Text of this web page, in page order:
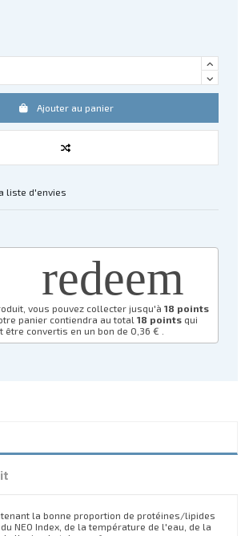
Ajouter au panier
liste d'envies
redeem
vous pouvez collecter jusqu'à 18 points
panier contiendra au total 18 points qui
être convertis en un bon de 0,36 €
la bonne proportion de protéines/lipides
NEO Index, de la température de l'eau, de la